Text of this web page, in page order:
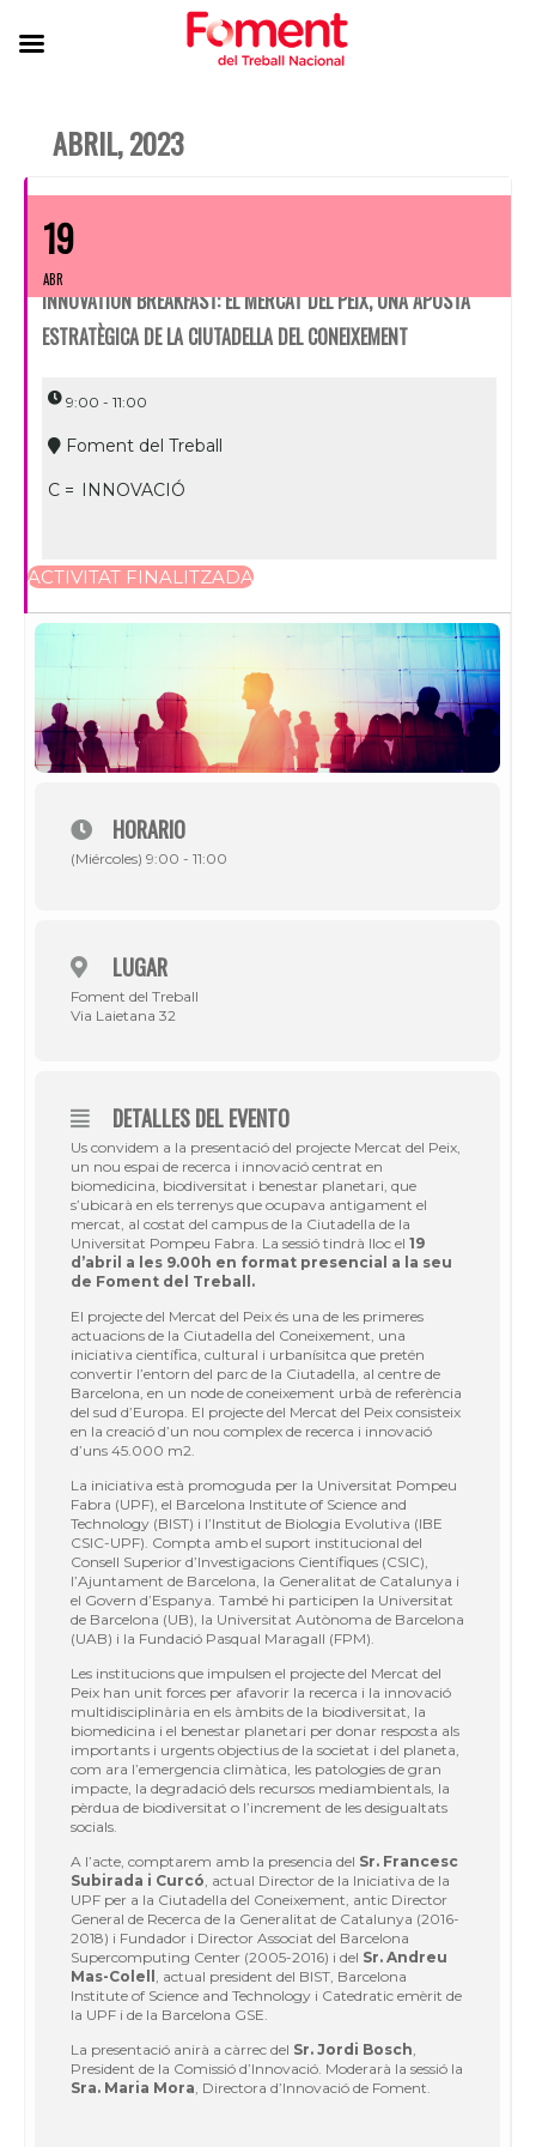
ABRIL, 2023
19
ABR
INNOVATION BREAKFAST: EL MERCAT DEL PEIX, UNA APOSTA
ESTRATÈGICA DE LA CIUTADELLA DEL CONEIXEMENT
9:00 - 11:00
Foment del Treball
C = INNOVACIÓ
ACTIVITAT FINALITZADA
HORARIO
(Miércoles) 9:00 - 11:00
LUGAR
Foment del Treball
Via Laietana 32
DETALLES DEL EVENTO
Us convidem a la presentació del projecte Mercat del Peix,
un nou espai de recerca i innovació centrat en
biomedicina, biodiversitat i benestar planetari, que
s’ubicarà en els terrenys que ocupava antigament el
mercat, al costat del campus de la Ciutadella de la
Universitat Pompeu Fabra. La sessió tindrà lloc el 19
d’abril a les 9.00h en format presencial a la seu
de Foment del Treball.
El projecte del Mercat del Peix és una de les primeres
actuacions de la Ciutadella del Coneixement, una
iniciativa científica, cultural i urbanísitca que pretén
convertir l’entorn del parc de la Ciutadella, al centre de
Barcelona, en un node de coneixement urbà de referència
del sud d’Europa. El projecte del Mercat del Peix consisteix
en la creació d’un nou complex de recerca i innovació
d’uns 45.000 m2.
La iniciativa està promoguda per la Universitat Pompeu
Fabra (UPF), el Barcelona Institute of Science and
Technology (BIST) i l’Institut de Biologia Evolutiva (IBE
CSIC-UPF). Compta amb el suport institucional del
Consell Superior d’Investigacions Científiques (CSIC),
l’Ajuntament de Barcelona, la Generalitat de Catalunya i
el Govern d’Espanya. També hi participen la Universitat
de Barcelona (UB), la Universitat Autònoma de Barcelona
(UAB) i la Fundació Pasqual Maragall (FPM).
Les institucions que impulsen el projecte del Mercat del
Peix han unit forces per afavorir la recerca i la innovació
multidisciplinària en els àmbits de la biodiversitat, la
biomedicina i el benestar planetari per donar resposta als
importants i urgents objectius de la societat i del planeta,
com ara l’emergencia climàtica, les patologies de gran
impacte, la degradació dels recursos mediambientals, la
pèrdua de biodiversitat o l’increment de les desigualtats
socials.
A l’acte, comptarem amb la presencia del Sr. Francesc
Subirada i Curcó , actual Director de la Iniciativa de la
UPF per a la Ciutadella del Coneixement, antic Director
General de Recerca de la Generalitat de Catalunya (2016-
2018) i Fundador i Director Associat del Barcelona
Supercomputing Center (2005-2016) i del Sr. Andreu
Mas-Colell , actual president del BIST, Barcelona
Institute of Science and Technology i Catedratic emèrit de
la UPF i de la Barcelona GSE.
La presentació anirà a càrrec del Sr. Jordi Bosch
President de la Comissió d’Innovació. Moderarà la sessió la
Sra. Maria Mora , Directora d’Innovació de Foment.